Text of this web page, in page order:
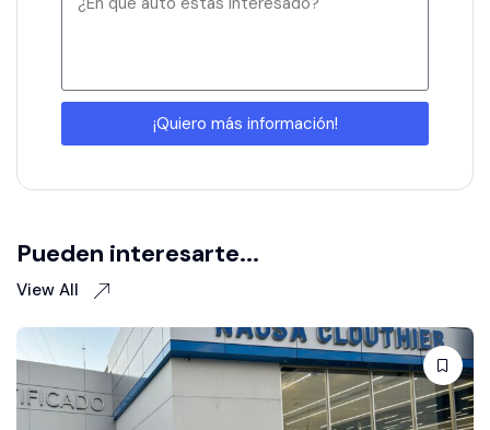
¡Quiero más información!
Pueden interesarte...
View All